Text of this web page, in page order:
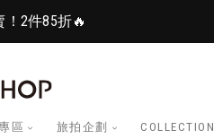
！2件85折🔥
區 旅拍企劃 COLLECTION